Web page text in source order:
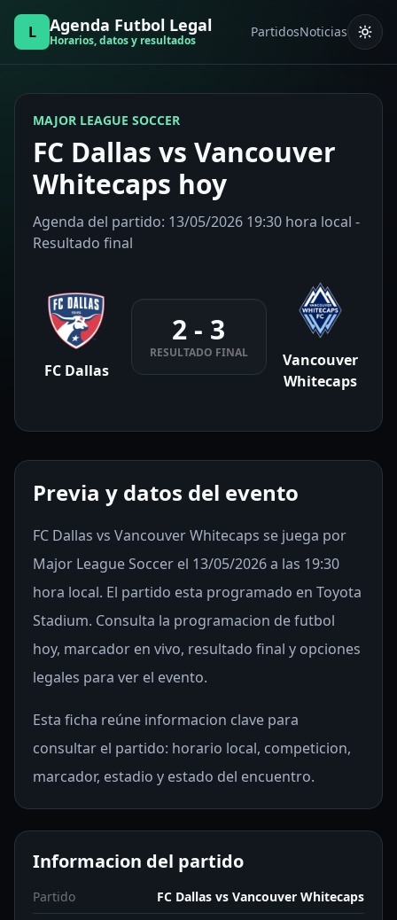
L Agenda Futbol Legal
Horarios, datos y resultados
PartidosNoticias
MAJOR LEAGUE SOCCER
FC Dallas vs Vancouver
Whitecaps hoy
Agenda del partido: 13/05/2026 19:30 hora local -
Resultado final
FC Dallas
2 - 3
RESULTADO FINAL
Vancouver
Whitecaps
Previa y datos del evento
FC Dallas vs Vancouver Whitecaps se juega por
Major League Soccer el 13/05/2026 a las 19:30
hora local. El partido esta programado en Toyota
Stadium. Consulta la programacion de futbol
hoy, marcador en vivo, resultado final y opciones
legales para ver el evento.
Esta ficha reúne informacion clave para
consultar el partido: horario local, competicion,
marcador, estadio y estado del encuentro.
Informacion del partido
Partido FC Dallas vs Vancouver Whitecaps